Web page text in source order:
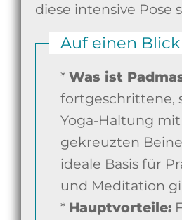
diese intensive Pose
Auf einen Blick
* Was ist
fortgeschrittene,
Yoga-Haltung mit
gekreuzten
ideale Basis für
und Meditation
* Hauptvorteile: